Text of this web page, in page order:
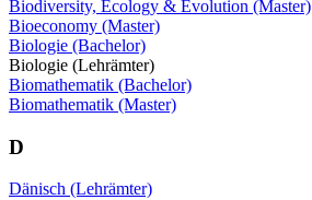
Biodiversity, Ecology & Evolution (Master)
Bioeconomy (Master)
Biologie (Bachelor)
Biologie (Lehrämter)
Biomathematik (Bachelor)
Biomathematik (Master)
D
Dänisch (Lehrämter)